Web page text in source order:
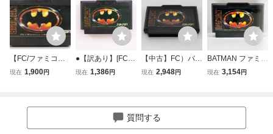
【FC/ファミコ
ン】BATMAN/バッ
現在 1,900円
●【訳あり】[FC]
バットマン(BATM
現在 1,386円
【中古】FC）バッ
トマン[24001120
現在 2,948円
BATMAN ファミコ
ン ソフトのみ フ
現在 3,154円
質問する